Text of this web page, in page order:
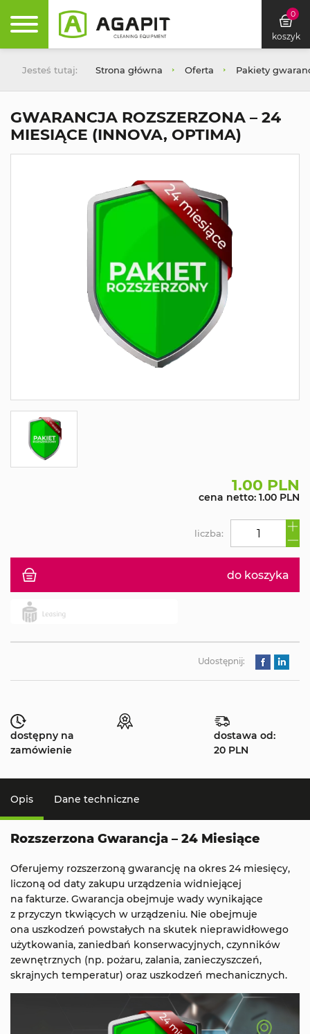
0
koszyk
Jesteś tutaj: Strona główna Oferta Pakiety
GWARANCJA ROZSZERZONA – 24
MIESIĄCE (INNOVA, OPTIMA)
1.00 PLN
cena netto: 1.00 PLN
do koszyka
liczba:
Udostępnij:
dostępny na
zamówienie
dostawa od:
20 PLN
Opis Dane techniczne
Rozszerzona Gwarancja – 24 Miesiące
Oferujemy rozszerzoną gwarancję na okres 24 miesięcy,
liczoną od daty zakupu urządzenia widniejącej
na fakturze. Gwarancja obejmuje wady wynikające
z przyczyn tkwiących w urządzeniu. Nie obejmuje
ona uszkodzeń powstałych na skutek nieprawidłowego
użytkowania, zaniedbań konserwacyjnych, czynników
zewnętrznych (np. pożaru, zalania, zanieczyszczeń,
skrajnych temperatur) oraz uszkodzeń mechanicznych.